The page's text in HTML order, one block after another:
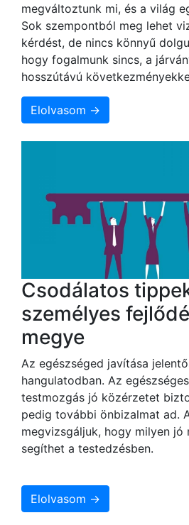
megváltoztunk mi, és a világ
Sok szempontból meg lehet
kérdést, de nincs könnyű
hogy fogalmunk sincs, a
hosszútávú
Elolvasom →
Csodálatos
személyes
megye
Az egészséged javítása
hangulatodban. Az
testmozgás jó közérzetet
pedig további önbizalmat ad.
megvizsgáljuk, hogy milyen jó
segíthet a testedzésben.
Elolvasom →